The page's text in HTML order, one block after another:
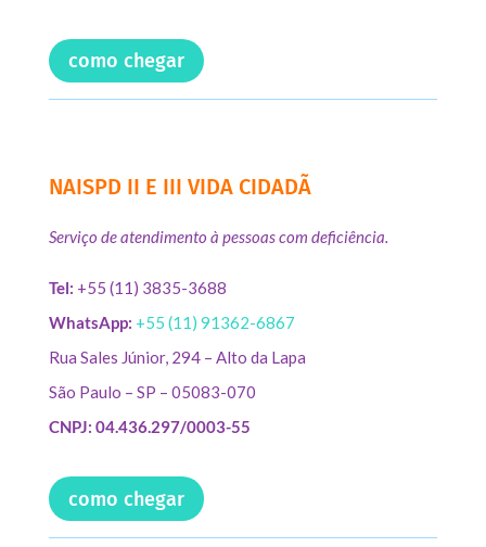
como chegar
NAISPD II E III VIDA CIDADÃ
Serviço de atendimento à pessoas com deficiência.
Tel: +55 (11) 3835-3688
WhatsApp: +55 (11) 91362-6867
Rua Sales Júnior, 294 – Alto da Lapa
São Paulo – SP – 05083-070
CNPJ: 04.436.297/0003-55
como chegar